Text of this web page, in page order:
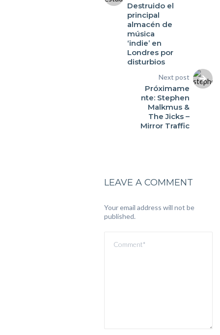
Destruido el
principal
almacén de
música
‘indie’ en
Londres por
disturbios
Next post
Próximame
nte: Stephen
Malkmus &
The Jicks –
LEAVE A COMMENT
Your email address will not be
published.